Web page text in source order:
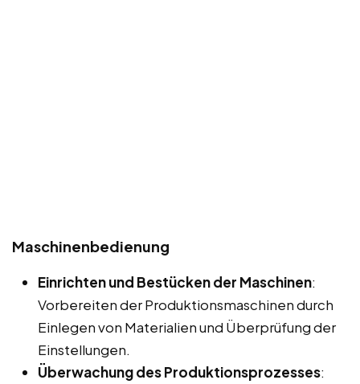
Maschinenbedienung
Einrichten und Bestücken der Maschinen:
Vorbereiten der Produktionsmaschinen durch
Einlegen von Materialien und Überprüfung der
Einstellungen.
Überwachung des Produktionsprozesses: